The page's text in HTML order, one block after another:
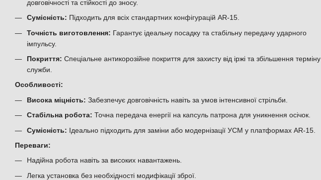
довговічності та стійкості до зносу.
Сумісність: Підходить для всіх стандартних конфігурацій AR-15.
Точність виготовлення: Гарантує ідеальну посадку та стабільну передачу ударного
імпульсу.
Покриття: Спеціальне антикорозійне покриття для захисту від іржі та збільшення терміну
служби.
Особливості:
Висока міцність: Забезпечує довговічність навіть за умов інтенсивної стрільби.
Стабільна робота: Точна передача енергії на капсуль патрона для уникнення осічок.
Сумісність: Ідеально підходить для заміни або модернізації УСМ у платформах AR-15.
Переваги:
Надійна робота навіть за високих навантажень.
Легка установка без необхідності модифікації зброї.